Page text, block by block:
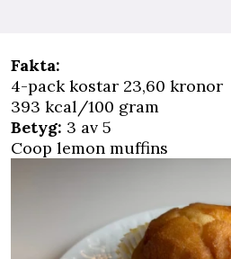
Fakta:
4-pack kostar 23,60 kronor
393 kcal/100 gram
Betyg: 3 av 5
Coop lemon muffins